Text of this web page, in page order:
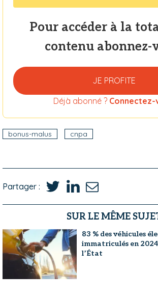
Pour accéder à la
contenu abonnez-
JE PROFITE
Déjà abonné ? Connectez-
bonus-malus cnpa
Partager :
SUR LE MÊME
83 % des véhicules
immatriculés en
l’État